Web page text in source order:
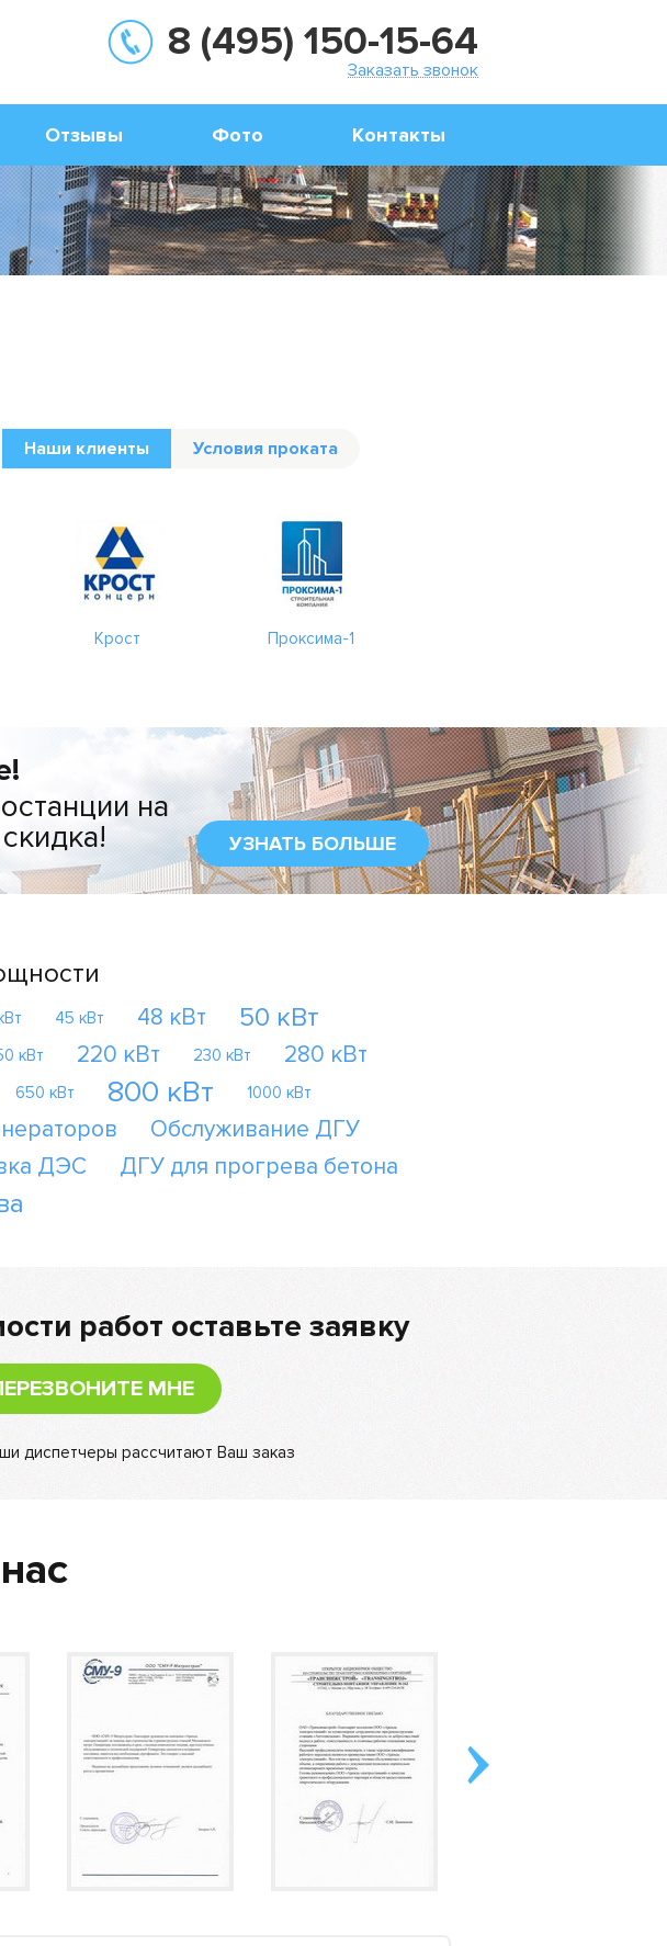
8 (495) 150-15-64
Заказать звонок
Отзывы Фото Контакты
Наши клиенты Условия проката
Крост Проксима-1
на
УЗНАТЬ БОЛЬШЕ
45 кВт 48 кВт 50 кВт
кВт 220 кВт 230 кВт 280 кВт
650 кВт 800 кВт 1000 кВт
Обслуживание ДГУ
ДЭС
ДГУ для прогрева бетона
работ оставьте заявку
МНЕ
диспетчеры рассчитают Ваш заказ